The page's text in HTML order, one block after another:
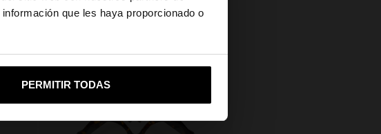
que les haya proporcionado o
PERMITIR TODAS
States?
Sí, llévame a United States